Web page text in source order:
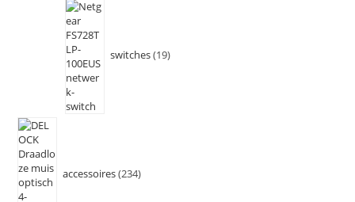
switches 19
accessoires 234